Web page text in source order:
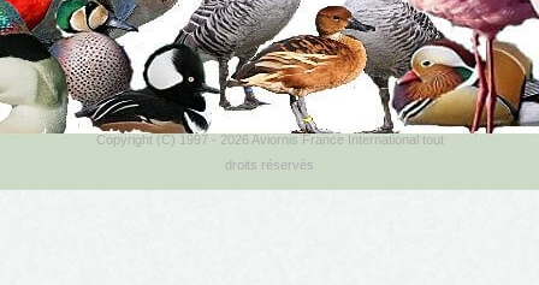
Copyright (C) 1997 - 2026 Aviornis France International tout
droits réservés